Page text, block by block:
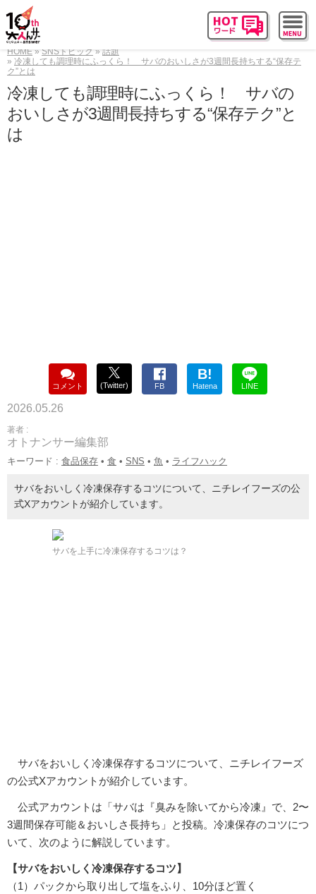
HOME SNSトピック
話題
冷凍しても調理時にふっくら！ サバのおいしさが3週間長持ちする“保存テ
ク”とは
冷凍しても調理時にふっくら！ サバの
おいしさが3週間長持ちする“保存テク”と
は
コメント (Twitter) FB
B!
Hatena LINE
2026.05.26
著者 :
オトナンサー編集部
キーワード : 食品保存 • 食 • SNS • 魚 • ライフハック
サバをおいしく冷凍保存するコツについて、ニチレイフーズの公
式Xアカウントが紹介しています。
サバを上手に冷凍保存するコツは？
サバをおいしく冷凍保存するコツについて、ニチレイフーズ
の公式Xアカウントが紹介しています。
公式アカウントは「サバは『臭みを除いてから冷凍』で、2〜
3週間保存可能＆おいしさ長持ち」と投稿。冷凍保存のコツにつ
いて、次のように解説しています。
【サバをおいしく冷凍保存するコツ】
（1）パックから取り出して塩をふり、10分ほど置く